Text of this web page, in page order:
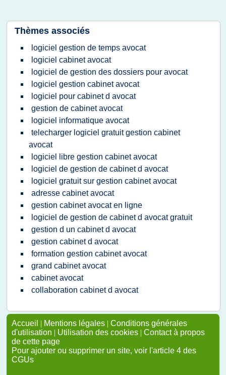
Thèmes associés
logiciel gestion de temps avocat
logiciel cabinet avocat
logiciel de gestion des dossiers pour avocat
logiciel gestion cabinet avocat
logiciel pour cabinet d avocat
gestion de cabinet avocat
logiciel informatique avocat
telecharger logiciel gratuit gestion cabinet
avocat
logiciel libre gestion cabinet avocat
logiciel de gestion de cabinet d avocat
logiciel gratuit sur gestion cabinet avocat
adresse cabinet avocat
gestion cabinet avocat en ligne
logiciel de gestion de cabinet d avocat gratuit
gestion d un cabinet d avocat
gestion cabinet d avocat
formation gestion cabinet avocat
grand cabinet avocat
cabinet avocat
collaboration cabinet d avocat
Accueil | Mentions légales | Conditions générales
d'utilisation | Utilisation des cookies | Contact à propos
de cette page
Pour ajouter ou supprimer un site, voir l'article 4 des
CGUs